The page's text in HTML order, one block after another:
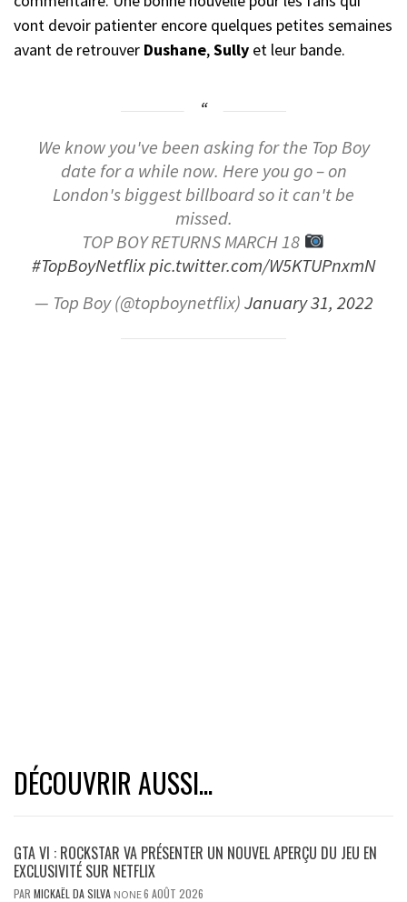
vont devoir patienter encore quelques petites semaines
avant de retrouver Dushane,Sully et leur bande.
We know you've been asking for the Top Boy
date for a while now. Here you go – on
London's biggest billboard so it can't be
missed.
TOP BOY RETURNS MARCH 18
#TopBoyNetflixpic.twitter.com/W5KTUPnxmN
— Top Boy (@topboynetflix)January 31, 2022
DÉCOUVRIR AUSSI...
GTA VI : ROCKSTAR VA PRÉSENTER UN NOUVEL APERÇU DU JEU EN
EXCLUSIVITÉ SUR NETFLIX
PAR MICKAËL DA SILVA NONE6 AOÛT 2026